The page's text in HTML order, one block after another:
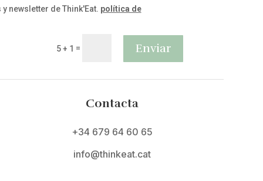
newsletter de Think'Eat. política de
5 + 1 = Enviar
Contacta
+34 679 64 60 65
info@thinkeat.cat